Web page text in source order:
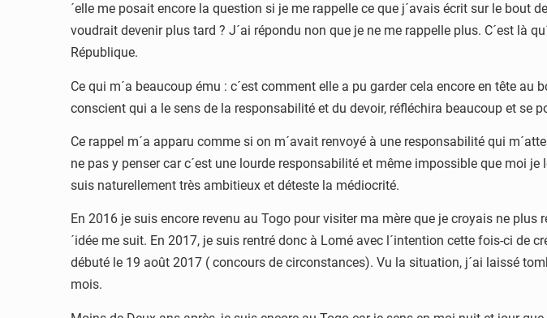
´elle me posait encore la question si je me rappelle ce que j´avais écrit sur le bout
voudrait devenir plus tard ? J´ai répondu non que je ne me rappelle plus. C´est là
République.
Ce qui m´a beaucoup ému : c´est comment elle a pu garder cela encore en tête
conscient qui a le sens de la responsabilité et du devoir, réfléchira beaucoup et se
Ce rappel m´a apparu comme si on m´avait renvoyé à une responsabilité qui
ne pas y penser car c´est une lourde responsabilité et même impossible que moi
suis naturellement très ambitieux et déteste la médiocrité.
En 2016 je suis encore revenu au Togo pour visiter ma mère que je croyais ne
´idée me suit. En 2017, je suis rentré donc à Lomé avec l´intention cette fois-ci
débuté le 19 août 2017 ( concours de circonstances). Vu la situation, j´ai laissé
mois.